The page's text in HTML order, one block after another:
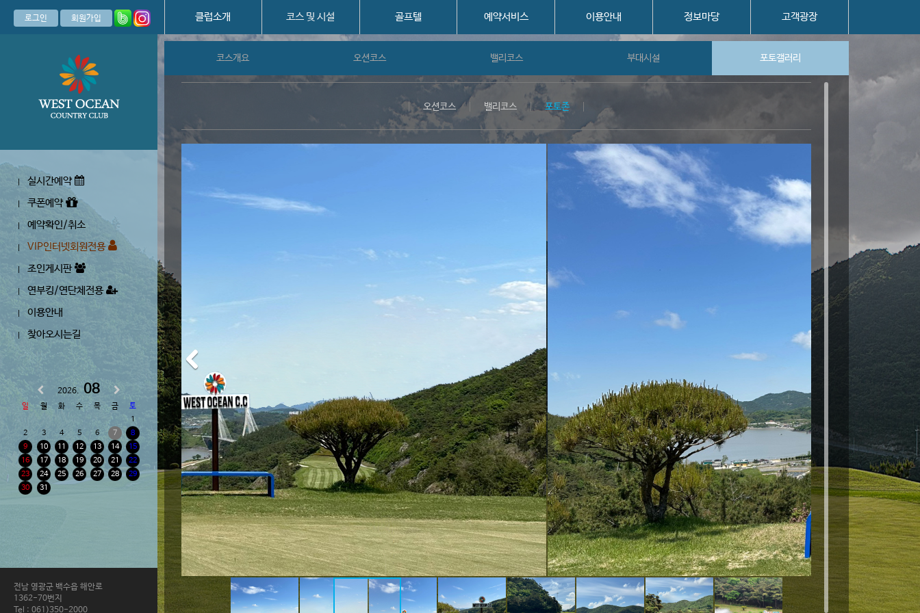
클럽소개 코스 및 시설 골프텔 예약서비스 이용안내 정보마당 고객광장
로그인 회원가입
실시간예약
쿠폰예약
예약확인/취소
VIP인터넷회원전용
조인게시판
연부킹/연단체전용
이용안내
찾아오시는길
2026. 08
일 월 화 수 목 금
토
1
2
3 4 5 6 7
8
9
10 11 12 13 14
15
16
17 18 19 20 21
22
23
24 25 26 27 28
29
30
31
전남 영광군 백수읍 해안로
1362-70번지
Tel : 061)350-2000
코스개요 오션코스 밸리코스 부대시설 포토갤러리
오션코스 밸리코스 포토존